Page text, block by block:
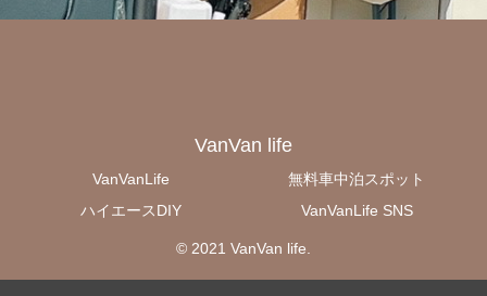
VanVan life
VanVanLife
無料車中泊スポット
ハイエースDIY
VanVanLife SNS
© 2021 VanVan life.